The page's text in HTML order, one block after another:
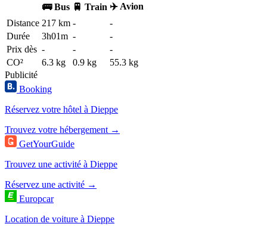
🚌 Bus 🚆 Train ✈️ Avion
Distance 217 km -
-
Durée
3h01m -
-
Prix dès - -
-
CO²
6.3 kg 0.9 kg
55.3 kg
Publicité
Booking
Réservez votre hôtel à Dieppe
Trouvez votre hébergement →
GetYourGuide
Trouvez une activité à Dieppe
Réservez une activité →
Europcar
Location de voiture à Dieppe